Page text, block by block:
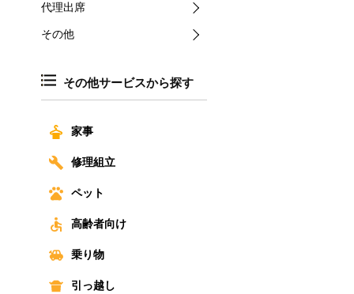
代理出席
その他
その他サービスから探す
家事
修理組立
ペット
高齢者向け
乗り物
引っ越し